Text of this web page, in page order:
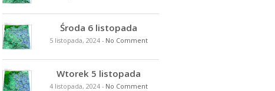
Środa 6 listopada
5 listopada, 2024- No Comment
Wtorek 5 listopada
4 listopada, 2024- No Comment